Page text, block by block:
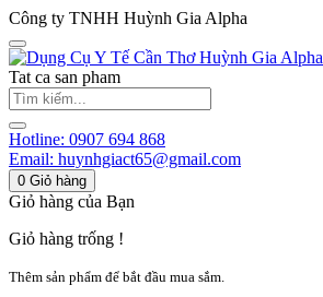
Công ty TNHH Huỳnh Gia Alpha
Huỳnh Gia Alpha
Tat ca san pham
Hotline: 0907 694 868
Email: huynhgiact65@gmail.com
0 Giỏ hàng
Giỏ hàng của Bạn
Giỏ hàng trống !
Thêm sản phẩm để bắt đầu mua sắm.